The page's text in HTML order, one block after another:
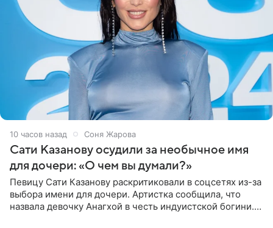
10 часов назад Соня Жарова
Сати Казанову осудили за необычное имя
для дочери: «О чем вы думали?»
Певицу Сати Казанову раскритиковали в соцсетях из-за
выбора имени для дочери. Артистка сообщила, что
назвала девочку Анагхой в честь индуистской богини.